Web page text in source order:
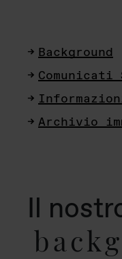
Background
Comunicati
Archivio
Il